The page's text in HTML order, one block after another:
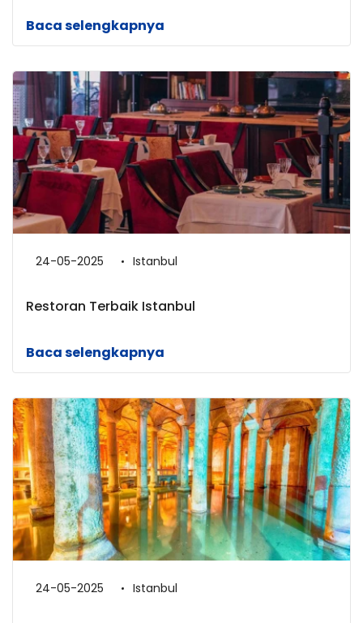
Baca selengkapnya
24-05-2025 Istanbul
Restoran Terbaik Istanbul
Baca selengkapnya
24-05-2025 Istanbul